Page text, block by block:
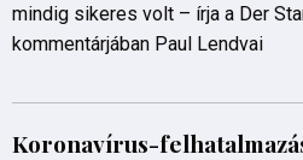
mindig sikeres volt – írja a Der
kommentárjában Paul Lendvai
Koronavírus-